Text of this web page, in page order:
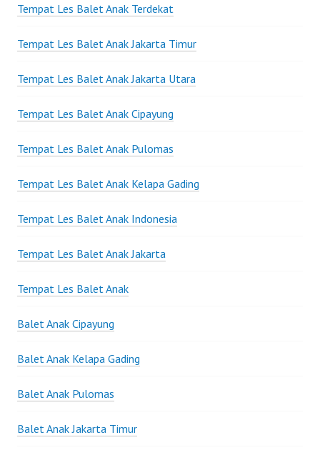
Tempat Les Balet Anak Terdekat
Tempat Les Balet Anak Jakarta Timur
Tempat Les Balet Anak Jakarta Utara
Tempat Les Balet Anak Cipayung
Tempat Les Balet Anak Pulomas
Tempat Les Balet Anak Kelapa Gading
Tempat Les Balet Anak Indonesia
Tempat Les Balet Anak Jakarta
Tempat Les Balet Anak
Balet Anak Cipayung
Balet Anak Kelapa Gading
Balet Anak Pulomas
Balet Anak Jakarta Timur